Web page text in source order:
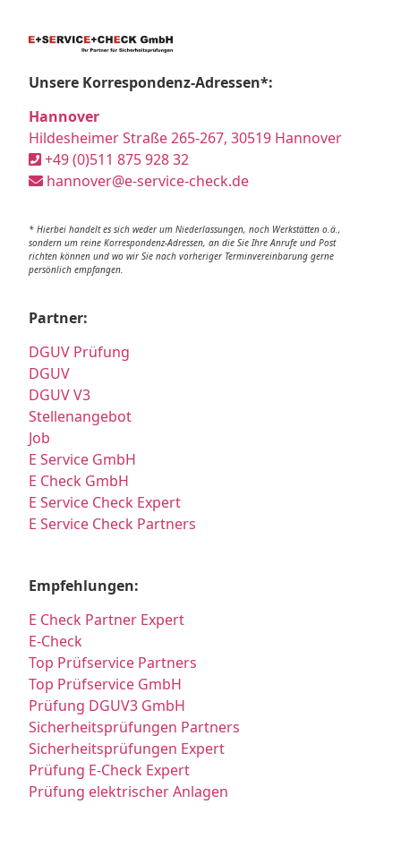
Unsere Korrespondenz-Adressen*:
Hannover
Hildesheimer Straße 265-267, 30519 Hannover
+49 (0)511 875 928 32
hannover@e-service-check.de
* Hierbei handelt es sich weder um Niederlassungen, noch Werkstätten o.ä.,
sondern um reine Korrespondenz-Adressen, an die Sie Ihre Anrufe und Post
richten können und wo wir Sie nach vorheriger Terminvereinbarung gerne
persönlich empfangen.
Partner:
DGUV Prüfung
DGUV
DGUV V3
Stellenangebot
Job
E Service GmbH
E Check GmbH
E Service Check Expert
E Service Check Partners
Empfehlungen:
E Check Partner Expert
E-Check
Top Prüfservice Partners
Top Prüfservice GmbH
Prüfung DGUV3 GmbH
Sicherheitsprüfungen Partners
Sicherheitsprüfungen Expert
Prüfung E-Check Expert
Prüfung elektrischer Anlagen